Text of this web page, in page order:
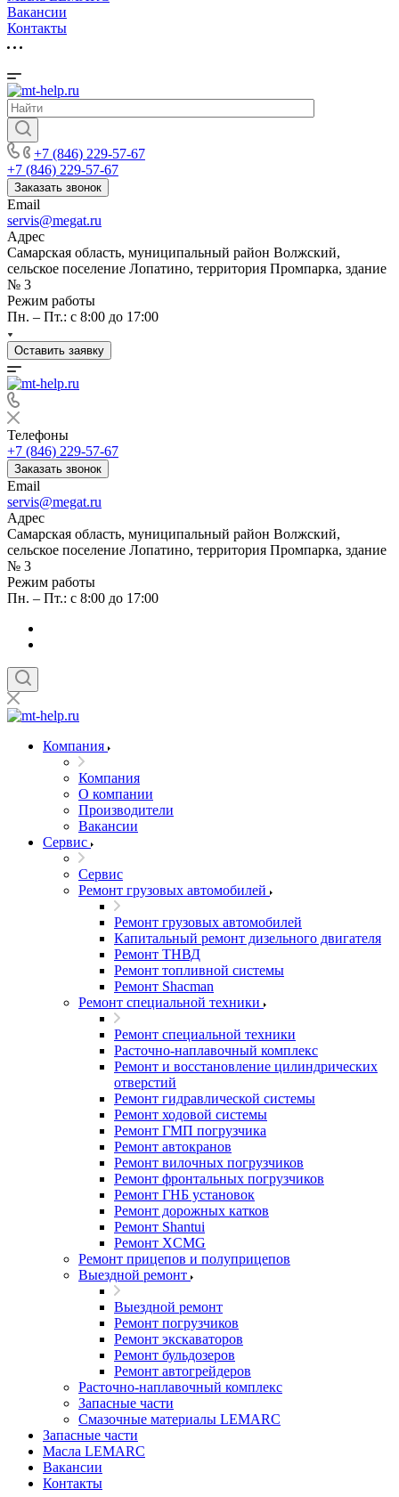
Вакансии
Контакты
+7 (846) 229-57-67
+7 (846) 229-57-67
Заказать звонок
Email
servis@megat.ru
Адрес
Самарская область, муниципальный район Волжский,
сельское поселение Лопатино, территория Промпарка, здание
№ 3
Режим работы
Пн. – Пт.: с 8:00 до 17:00
Оставить заявку
Телефоны
+7 (846) 229-57-67
Заказать звонок
Email
servis@megat.ru
Адрес
Самарская область, муниципальный район Волжский,
сельское поселение Лопатино, территория Промпарка, здание
№ 3
Режим работы
Пн. – Пт.: с 8:00 до 17:00
Компания
Компания
О компании
Производители
Вакансии
Сервис
Сервис
Ремонт грузовых автомобилей
Ремонт грузовых автомобилей
Капитальный ремонт дизельного двигателя
Ремонт ТНВД
Ремонт топливной системы
Ремонт Shacman
Ремонт специальной техники
Ремонт специальной техники
Расточно-наплавочный комплекс
Ремонт и восстановление цилиндрических
отверстий
Ремонт гидравлической системы
Ремонт ходовой системы
Ремонт ГМП погрузчика
Ремонт автокранов
Ремонт вилочных погрузчиков
Ремонт фронтальных погрузчиков
Ремонт ГНБ установок
Ремонт дорожных катков
Ремонт Shantui
Ремонт XCMG
Ремонт прицепов и полуприцепов
Выездной ремонт
Выездной ремонт
Ремонт погрузчиков
Ремонт экскаваторов
Ремонт бульдозеров
Ремонт автогрейдеров
Расточно-наплавочный комплекс
Запасные части
Смазочные материалы LEMARC
Запасные части
Масла LEMARC
Вакансии
Контакты